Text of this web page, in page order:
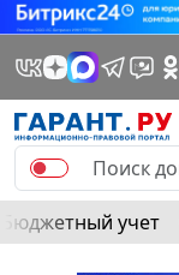
Бюджетный учет